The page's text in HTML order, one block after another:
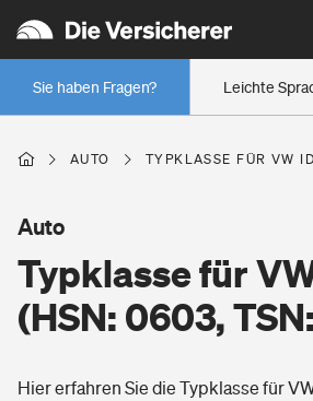
Leichte
Sie haben Fragen?
Wer versichert was: Jetzt Versicherer
Regionalklassen: So ist Ihre Region
Wer versichert was: Jetzt Versicherer
Berufsunfähigkeitsversicherung
Erwerbsunfähigkeitsversicherung
Wohnen
Freizeit
AUTO TYPKLASSE FÜR VW
Typklasse für
(HSN: 0603,
Auto
Hier erfahren Sie die Typklasse für VW